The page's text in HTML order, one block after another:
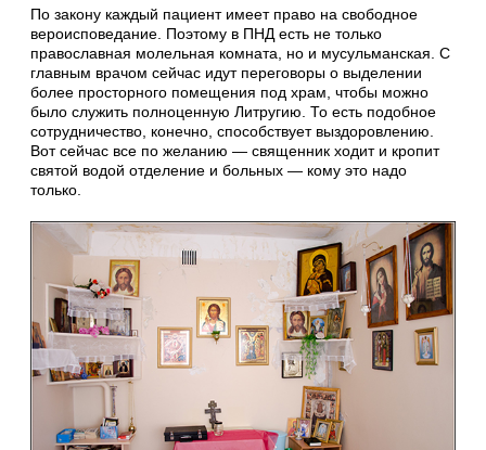
По закону каждый пациент имеет право на свободное
вероисповедание. Поэтому в ПНД есть не только
православная молельная комната, но и мусульманская. С
главным врачом сейчас идут переговоры о выделении
более просторного помещения под храм, чтобы можно
было служить полноценную Литругию. То есть подобное
сотрудничество, конечно, способствует выздоровлению.
Вот сейчас все по желанию — священник ходит и кропит
святой водой отделение и больных — кому это надо
только.